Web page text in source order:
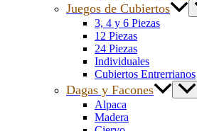
Juegos de Cubiertos
3, 4 y 6 Piezas
12 Piezas
24 Piezas
Individuales
Cubiertos Entrerrianos
Dagas y Facones
Alpaca
Madera